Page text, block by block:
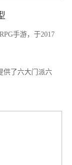
手游，于2017
供了六大门派六